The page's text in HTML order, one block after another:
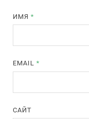
ИМЯ*
EMAIL*
САЙТ